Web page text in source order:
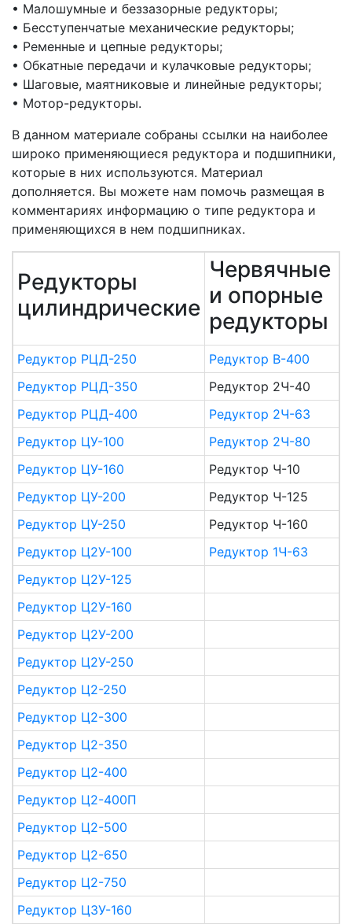
• Малошумные и беззазорные редукторы;
• Бесступенчатые механические редукторы;
• Ременные и цепные редукторы;
• Обкатные передачи и кулачковые редукторы;
• Шаговые, маятниковые и линейные редукторы;
• Мотор-редукторы.
В данном материале собраны ссылки на наиболее
широко применяющиеся редуктора и подшипники,
которые в них используются. Материал
дополняется. Вы можете нам помочь размещая в
комментариях информацию о типе редуктора и
применяющихся в нем подшипниках.
Редукторы
цилиндрические
Червячные
и опорные
редукторы
Редуктор РЦД-250
Редуктор B-400
Редуктор РЦД-350
Редуктор 2Ч-40
Редуктор РЦД-400
Редуктор 2Ч-63
Редуктор ЦУ-100
Редуктор 2Ч-80
Редуктор ЦУ-160
Редуктор Ч-10
Редуктор ЦУ-200
Редуктор Ч-125
Редуктор ЦУ-250
Редуктор Ч-160
Редуктор Ц2У-100
Редуктор 1Ч-63
Редуктор Ц2У-125
Редуктор Ц2У-160
Редуктор Ц2У-200
Редуктор Ц2У-250
Редуктор Ц2-250
Редуктор Ц2-300
Редуктор Ц2-350
Редуктор Ц2-400
Редуктор Ц2-400П
Редуктор Ц2-500
Редуктор Ц2-650
Редуктор Ц2-750
Редуктор ЦЗУ-160